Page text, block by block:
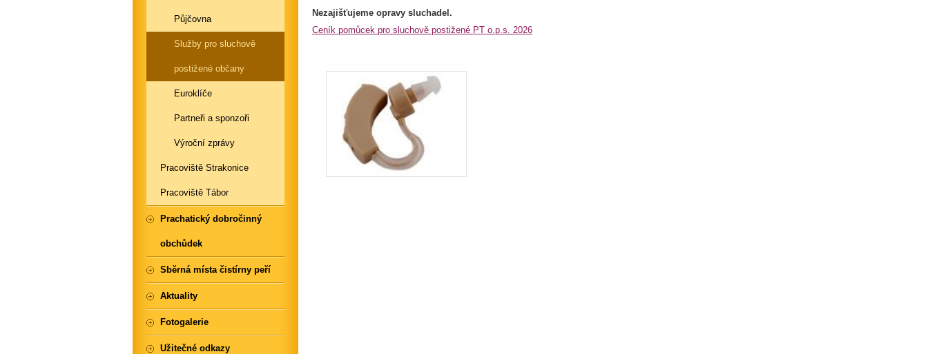
Nezajišťujeme opravy sluchadel.
Ceník pomůcek pro sluchově postižené PT o.p.s. 2026
Půjčovna
Služby pro sluchově
postižené občany
Euroklíče
Partneři a sponzoři
Výroční zprávy
Pracoviště Strakonice
Pracoviště Tábor
Prachatický dobročinný
obchůdek
Sběrná místa čistírny peří
Aktuality
Fotogalerie
Užitečné odkazy